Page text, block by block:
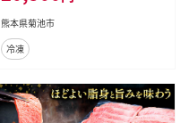
熊本県産 冷凍 送料無料---069-206
1---
熊本県菊池市
冷凍